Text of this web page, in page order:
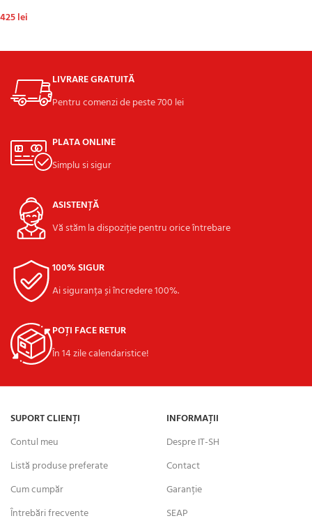
425lei
LIVRARE GRATUITĂ
Pentru comenzi de peste 700 lei
PLATA ONLINE
Simplu si sigur
ASISTENȚĂ
Vă stăm la dispoziție pentru orice întrebare
100% SIGUR
Ai siguranța și încredere 100%.
POȚI FACE RETUR
În 14 zile calendaristice!
SUPORT CLIENȚI
Contul meu
Listă produse preferate
Cum cumpăr
Întrebări frecvente
INFORMAȚII
Despre IT-SH
Contact
Garanție
SEAP